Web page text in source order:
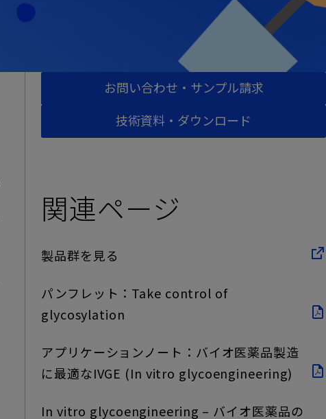
お問い合わせ・サンプル請求
技術資料・ダウンロード
関連ページ
製品群を見る
パンフレット：Take control of
glycosylation
アプリケーションノート：バイオ医薬品製造
に最適なIVGE (In vitro glycoengineering)
In vitro glycoengineering – バイオ医薬品の